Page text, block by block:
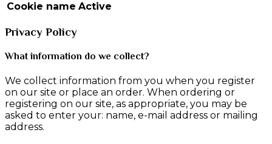
Cookie name Active
Privacy Policy
What information do we collect?
We collect information from you when you register
on our site or place an order. When ordering or
registering on our site, as appropriate, you may be
asked to enter your: name, e-mail address or mailing
address.